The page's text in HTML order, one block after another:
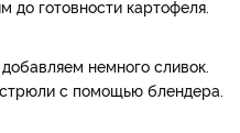
до готовности картофеля.
немного сливок.
с помощью блендера.